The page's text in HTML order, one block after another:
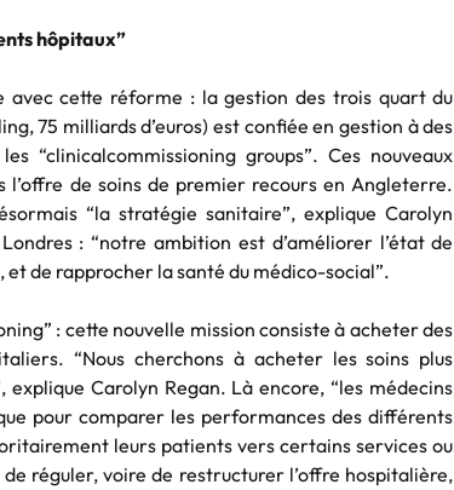
hôpitaux”
avec cette réforme : la gestion des trois quart du
75 milliards d’euros) est confiée en gestion à des
“clinicalcommissioning groups”. Ces nouveaux
de soins de premier recours en Angleterre.
“la stratégie sanitaire”, explique Carolyn
: “notre ambition est d’améliorer l’état de
de rapprocher la santé du médico-social”.
: cette nouvelle mission consiste à acheter des
“Nous cherchons à acheter les soins plus
Carolyn Regan. Là encore, “les médecins
pour comparer les performances des différents
leurs patients vers certains services ou
réguler, voire de restructurer l’offre hospitalière,